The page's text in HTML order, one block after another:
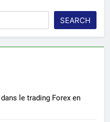
SEARCH
le trading Forex en